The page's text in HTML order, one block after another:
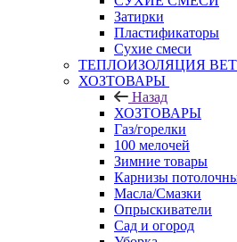
Затирки
Пластификаторы
Сухие смеси
ТЕПЛОИЗОЛЯЦИЯ
ХОЗТОВАРЫ
Назад
ХОЗТОВАРЫ
Газ/горелки
100 мелочей
Зимние товары
Карнизы
Масла/Смазки
Опрыскиватели
Сад и огород